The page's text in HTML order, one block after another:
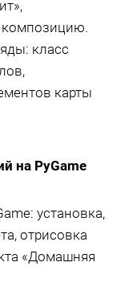
композицию.
класс
карты
на PyGame
установка,
отрисовка
«Домашняя